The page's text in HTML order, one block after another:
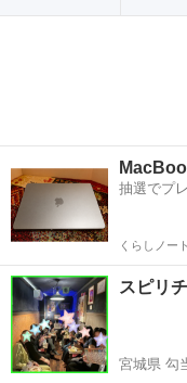
抽選でプ
くらしノート
スピリ
宮城県 勾